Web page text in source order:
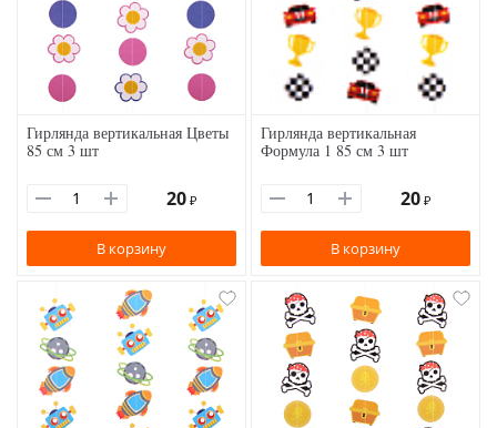
Гирлянда вертикальная Цветы
85 см 3 шт
20 ₽
В корзину
Гирлянда вертикальная
Формула 1 85 см 3 шт
20 ₽
В корзину